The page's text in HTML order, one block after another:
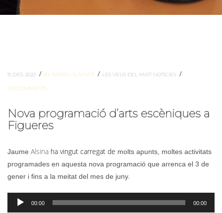
15 DES. 2022 / BY RADIO VILAFANT / LES VEUS DEL MATÍ NOTÍCIES /
NO COMMENTS
Nova programació d’arts escèniques a
Figueres
Jaume Alsina ha vingut carregat de molts apunts, moltes activitats
programades en aquesta nova programació que arrenca el 3 de
gener i fins a la meitat del mes de juny.
Reproductor
d'àudio
00:00 00:00